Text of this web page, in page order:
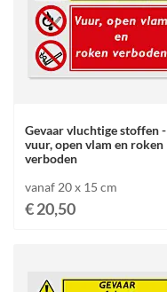
Gevaar vluchtige stoffen -
vuur, open vlam en roken
verboden
vanaf 20 x 15 cm
€ 20,50